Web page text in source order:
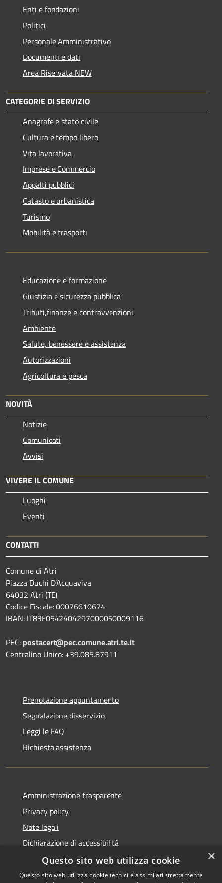
Enti e fondazioni
Politici
Personale Amministrativo
Documenti e dati
Area Riservata NEW
CATEGORIE DI SERVIZIO
Anagrafe e stato civile
Cultura e tempo libero
Vita lavorativa
Imprese e Commercio
Appalti pubblici
Catasto e urbanistica
Turismo
Mobilità e trasporti
Educazione e formazione
Giustizia e sicurezza pubblica
Tributi,finanze e contravvenzioni
Ambiente
Salute, benessere e assistenza
Autorizzazioni
Agricoltura e pesca
NOVITÀ
Notizie
Comunicati
Avvisi
VIVERE IL COMUNE
Luoghi
Eventi
CONTATTI
Comune di Atri
Piazza Duchi D'Acquaviva
64032 Atri (TE)
Codice Fiscale: 00076610674
IBAN: IT83F0542404297000050009116
PEC: postacert@pec.comune.atri.te.it
Centralino Unico: +39.085.87911
Prenotazione appuntamento
Segnalazione disservizio
Leggi le FAQ
Richiesta assistenza
Amministrazione trasparente
Privacy policy
Note legali
Dichiarazione di accessibilità
×
Questo sito web utilizza cookie
Questo sito web utilizza cookie tecnici e assimilati strettamente